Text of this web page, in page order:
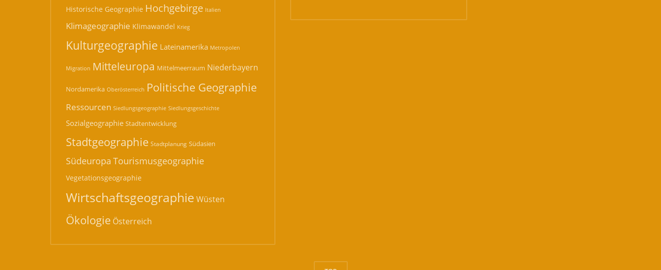
Historische Geographie Hochgebirge Italien
Klimageographie Klimawandel Krieg
Kulturgeographie Lateinamerika Metropolen
Migration Mitteleuropa Mittelmeerraum Niederbayern
Nordamerika Oberösterreich Politische Geographie
Ressourcen Siedlungsgeographie Siedlungsgeschichte
Sozialgeographie Stadtentwicklung
Stadtgeographie Stadtplanung Südasien
Südeuropa Tourismusgeographie
Vegetationsgeographie
Wirtschaftsgeographie Wüsten
Ökologie Österreich